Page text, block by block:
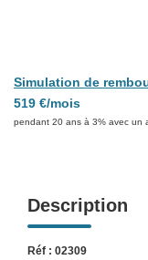
Simulation de
519 €/mois
pendant 20 ans à 3% avec un
Description
Réf : 02309